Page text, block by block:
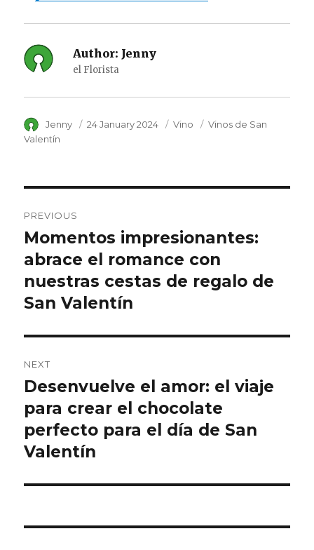
Author: Jenny
el Florista
Author
Jenny
Posted
24 January 2024 Category
Vino Tags
Vinos de San
Valentín
navigation
PREVIOUS
Previous
post:
Momentos impresionantes:
abrace el romance con
nuestras cestas de regalo de
San Valentín
NEXT
Next
post:
Desenvuelve el amor: el viaje
para crear el chocolate
perfecto para el día de San
Valentín